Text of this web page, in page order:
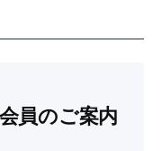
員のご案内